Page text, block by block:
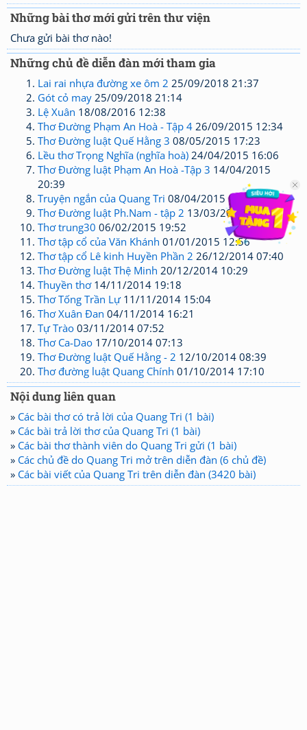
Những bài thơ mới gửi trên thư viện
Chưa gửi bài thơ nào!
Những chủ đề diễn đàn mới tham gia
Lai rai nhựa đường xe ôm 2 25/09/2018 21:37
Gót cỏ may 25/09/2018 21:14
Lệ Xuân 18/08/2016 12:38
Thơ Đường Phạm An Hoà - Tập 4 26/09/2015 12:34
Thơ Đường luật Quế Hằng 3 08/05/2015 17:23
Lều thơ Trọng Nghĩa (nghĩa hoà) 24/04/2015 16:06
Thơ Đường luật Phạm An Hoà -Tập 3 14/04/2015
20:39
Truyện ngắn của Quang Tri 08/04/2015 06:41
Thơ Đường luật Ph.Nam - tập 2 13/03/2015 11:20
Thơ trung30 06/02/2015 19:52
Thơ tập cổ của Văn Khánh 01/01/2015 12:56
Thơ tập cổ Lê kinh Huyền Phần 2 26/12/2014 07:40
Thơ Đường luật Thệ Minh 20/12/2014 10:29
Thuyền thơ14/11/2014 19:18
Thơ Tống Trần Lự11/11/2014 15:04
Thơ Xuân Đan 04/11/2014 16:21
Tự Trào 03/11/2014 07:52
Thơ Ca-Dao 17/10/2014 07:13
Thơ Đường luật Quế Hằng - 2 12/10/2014 08:39
Thơ đường luật Quang Chính 01/10/2014 17:10
Nội dung liên quan
» Các bài thơ có trả lời của Quang Tri (1 bài)
» Các bài trả lời thơ của Quang Tri (1 bài)
» Các bài thơ thành viên do Quang Tri gửi (1 bài)
» Các chủ đề do Quang Tri mở trên diễn đàn (6 chủ đề)
» Các bài viết của Quang Tri trên diễn đàn (3420 bài)